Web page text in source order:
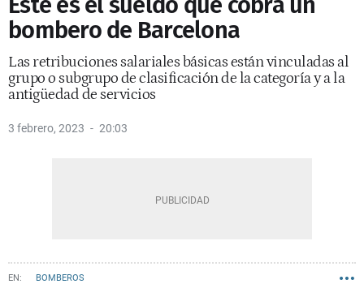
bombero de Barcelona
Las retribuciones salariales básicas están vinculadas al
grupo o subgrupo de clasificación de la categoría y a la
antigüedad de servicios
3 febrero, 2023 20:03
BOMBEROS